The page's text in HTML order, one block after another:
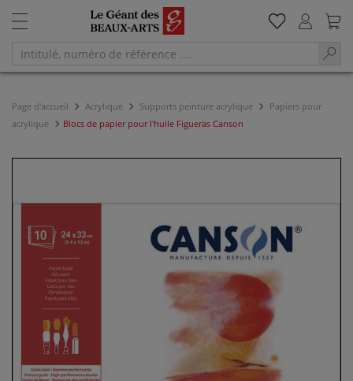
Page d'accueil Acrylique Supports peinture acrylique
Papiers pour
acrylique
Blocs de papier pour l'huile Figueras Canson